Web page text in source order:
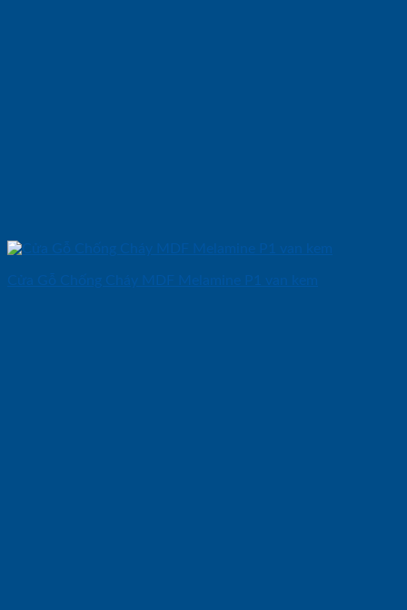
Cửa Gỗ Chống Cháy MDF Melamine P1 van kem